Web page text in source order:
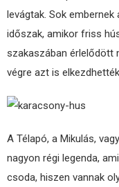
levágtak. Sok
időszak, amikor friss
szakaszában érlelődött
végre azt is
A Télapó, a Mikulás,
nagyon régi legenda,
csoda, hiszen vannak